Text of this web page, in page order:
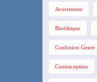
Avortement
Bioéthique
Confusion Genre
Contraception